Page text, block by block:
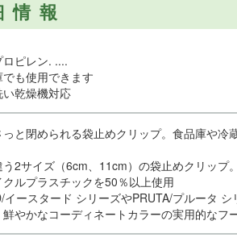
報
ロピレン. ....
も使用できます
乾燥機対応
と閉められる袋止めクリップ。食品庫や冷
2サイズ（6cm、11cm）の袋止めクリップ
クルプラスチックを50％以上使用
イースタード シリーズやPRUTA/プルータ
やかなコーディネートカラーの実用的なフ